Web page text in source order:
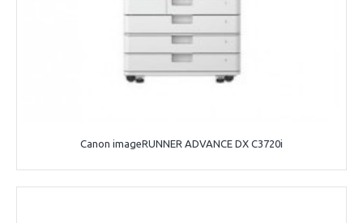
Canon imageRUNNER ADVANCE DX C3720i